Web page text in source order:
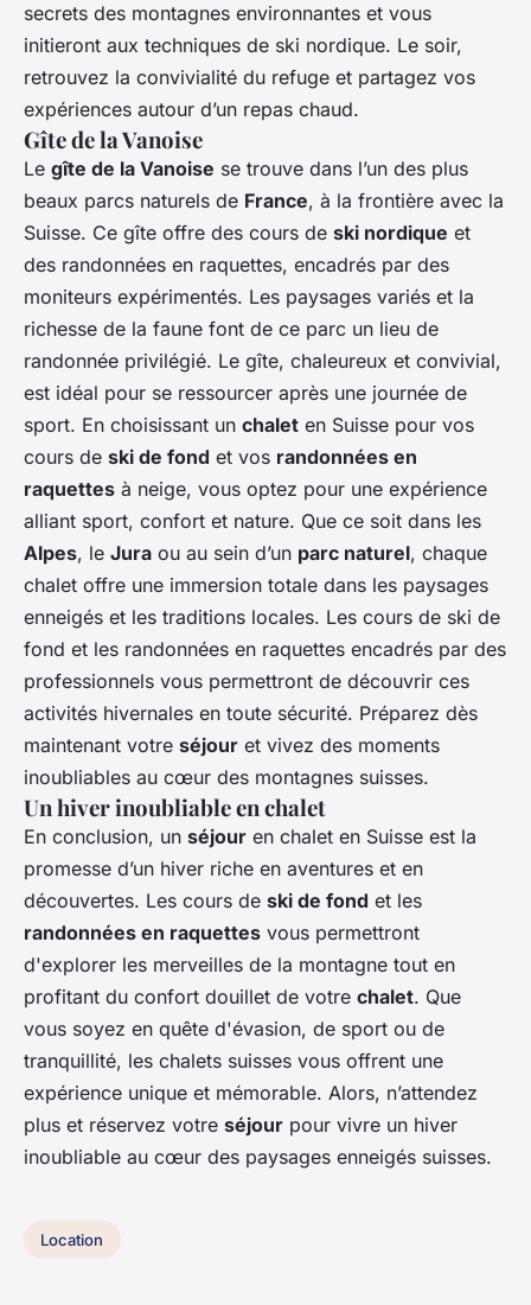
secrets des montagnes environnantes et vous
initieront aux techniques de ski nordique. Le soir,
retrouvez la convivialité du refuge et partagez vos
expériences autour d’un repas chaud.
Gîte de la Vanoise
Le gîte de la Vanoise se trouve dans l’un des plus
beaux parcs naturels de France, à la frontière avec la
Suisse. Ce gîte offre des cours de ski nordique et
des randonnées en raquettes, encadrés par des
moniteurs expérimentés. Les paysages variés et la
richesse de la faune font de ce parc un lieu de
randonnée privilégié. Le gîte, chaleureux et convivial,
est idéal pour se ressourcer après une journée de
sport. En choisissant un chalet en Suisse pour vos
cours de ski de fond et vos randonnées en
raquettes à neige, vous optez pour une expérience
alliant sport, confort et nature. Que ce soit dans les
Alpes, le Jura ou au sein d’un parc naturel, chaque
chalet offre une immersion totale dans les paysages
enneigés et les traditions locales. Les cours de ski de
fond et les randonnées en raquettes encadrés par des
professionnels vous permettront de découvrir ces
activités hivernales en toute sécurité. Préparez dès
maintenant votre séjour et vivez des moments
inoubliables au cœur des montagnes suisses.
Un hiver inoubliable en chalet
En conclusion, un séjour en chalet en Suisse est la
promesse d’un hiver riche en aventures et en
découvertes. Les cours de ski de fond et les
randonnées en raquettes vous permettront
d'explorer les merveilles de la montagne tout en
profitant du confort douillet de votre chalet. Que
vous soyez en quête d'évasion, de sport ou de
tranquillité, les chalets suisses vous offrent une
expérience unique et mémorable. Alors, n’attendez
plus et réservez votre séjour pour vivre un hiver
inoubliable au cœur des paysages enneigés suisses.
Location